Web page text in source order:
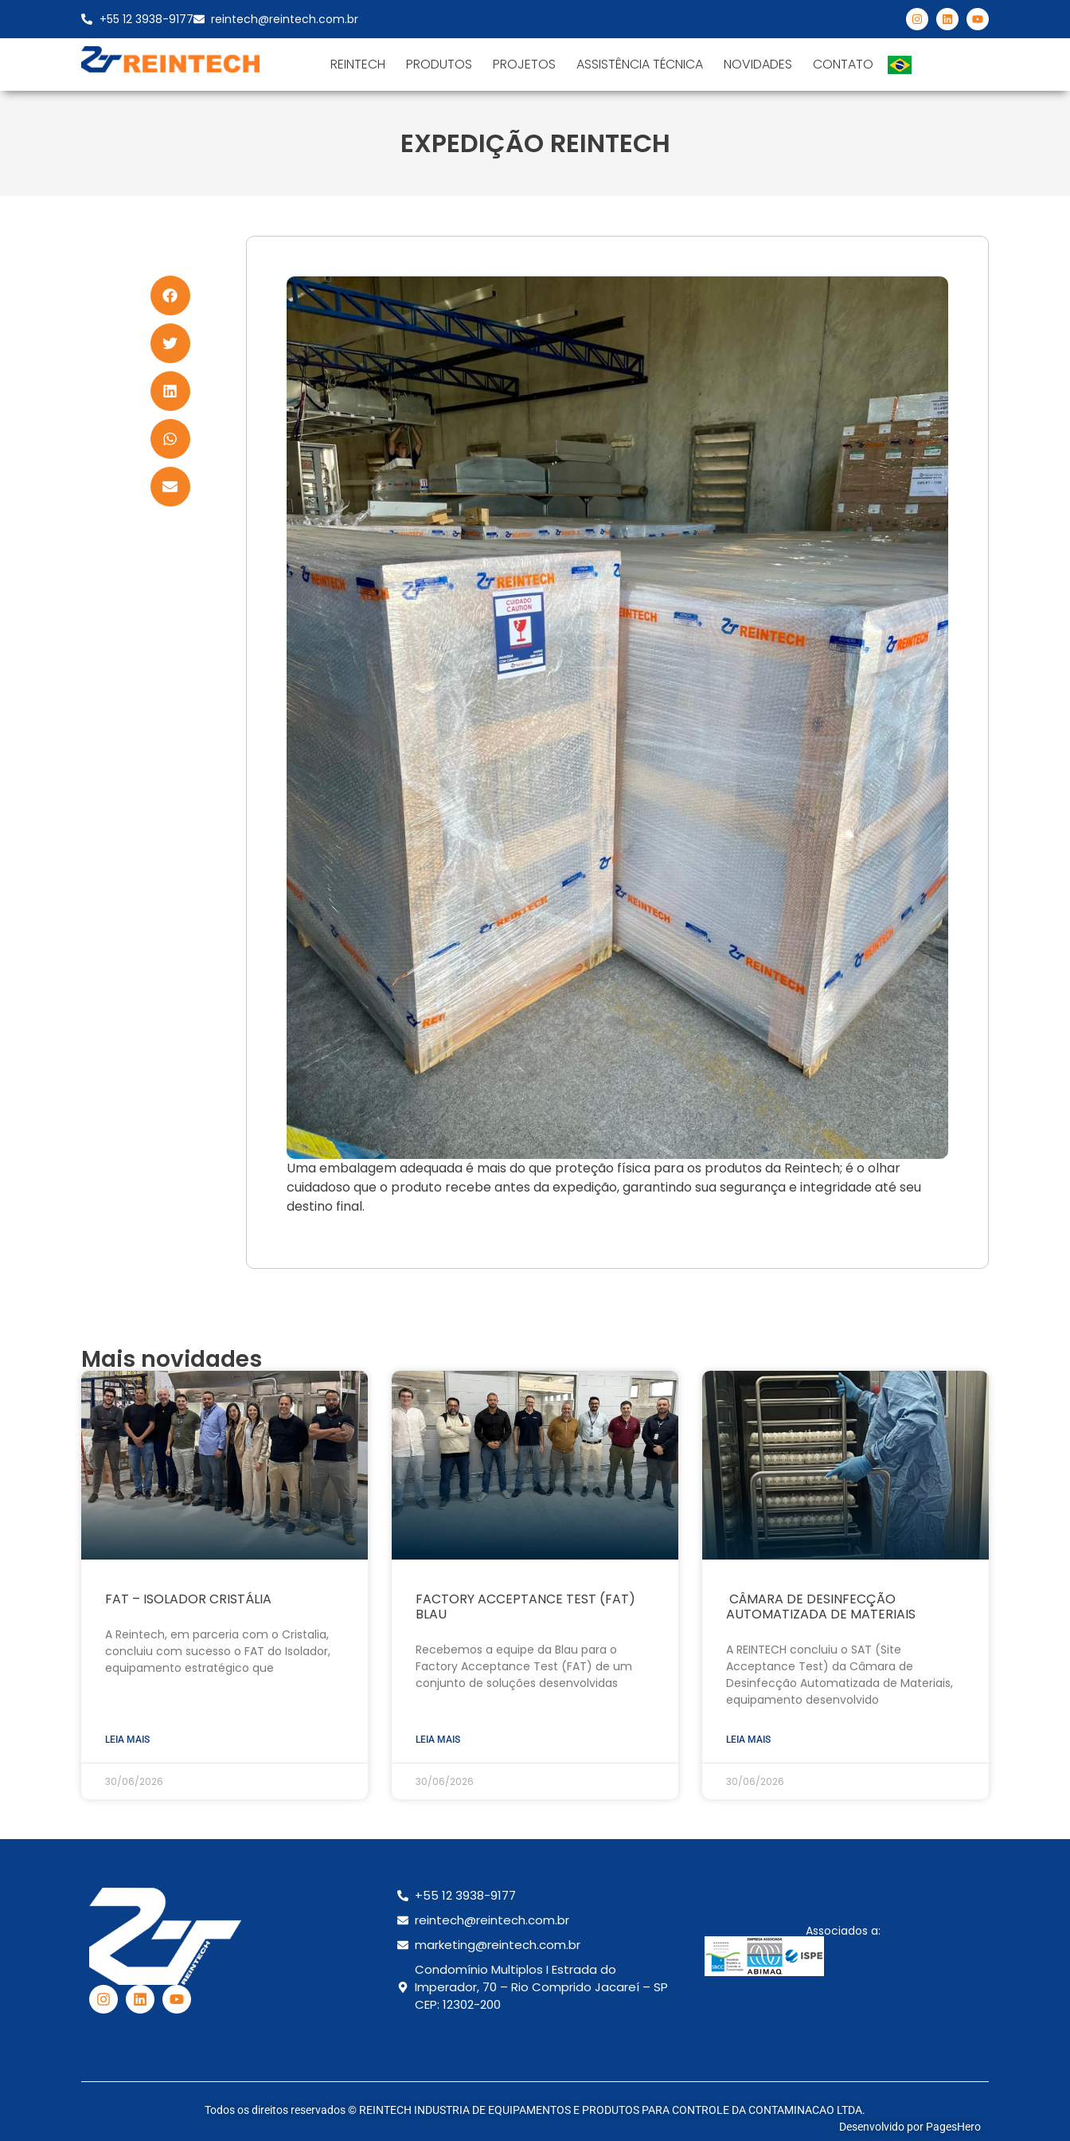
+55 12 3938-9177 reintech@reintech.com.br
REINTECH PRODUTOS PROJETOS ASSISTÊNCIA TÉCNICA NOVIDADES CONTATO
EXPEDIÇÃO REINTECH
Uma embalagem adequada é mais do que proteção física para os produtos da Reintech; é o olhar
cuidadoso que o produto recebe antes da expedição, garantindo sua segurança e integridade até seu
destino final.
Mais novidades
FAT – ISOLADOR CRISTÁLIA
A Reintech, em parceria com o Cristalia,
concluiu com sucesso o FAT do Isolador,
equipamento estratégico que
LEIA MAIS
30/06/2026
FACTORY ACCEPTANCE TEST (FAT)
BLAU
Recebemos a equipe da Blau para o
Factory Acceptance Test (FAT) de um
conjunto de soluções desenvolvidas
LEIA MAIS
30/06/2026
CÂMARA DE DESINFECÇÃO
AUTOMATIZADA DE MATERIAIS
A REINTECH concluiu o SAT (Site
Acceptance Test) da Câmara de
Desinfecção Automatizada de Materiais,
equipamento desenvolvido
LEIA MAIS
30/06/2026
+55 12 3938-9177
reintech@reintech.com.br
marketing@reintech.com.br
Condomínio Multiplos I Estrada do
Imperador, 70 – Rio Comprido Jacareí – SP
CEP: 12302-200
Associados a:
Todos os direitos reservados © REINTECH INDUSTRIA DE EQUIPAMENTOS E PRODUTOS PARA CONTROLE DA CONTAMINACAO LTDA.
Desenvolvido por PagesHero